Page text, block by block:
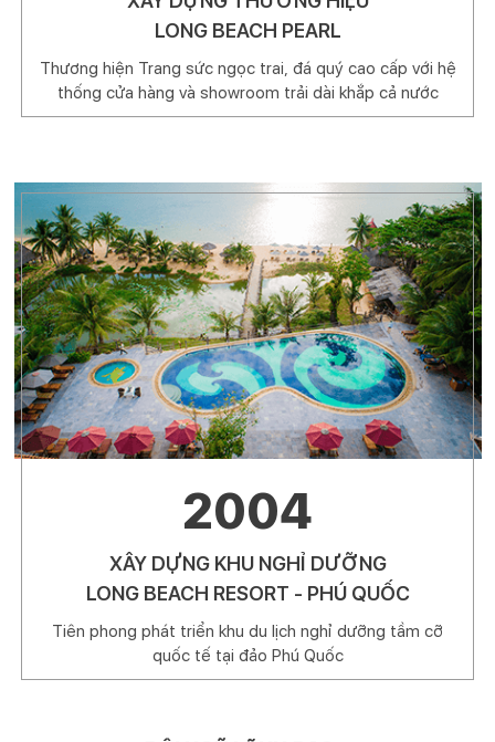
LONG BEACH PEARL
Thương hiện Trang sức ngọc trai, đá quý cao cấp với hệ
thống cửa hàng và showroom trải dài khắp cả nước
2004
XÂY DỰNG KHU NGHỈ DƯỠNG
LONG BEACH RESORT - PHÚ QUỐC
Tiên phong phát triển khu du lịch nghỉ dưỡng tầm cỡ
quốc tế tại đảo Phú Quốc